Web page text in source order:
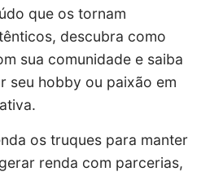
que os tornam
descubra como
sua comunidade e saiba
seu hobby ou paixão em
os truques para manter
renda com parcerias,